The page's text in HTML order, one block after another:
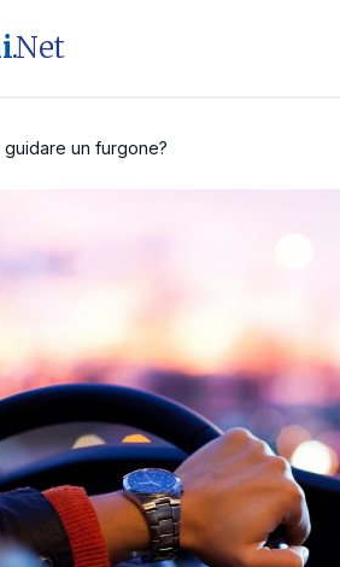
.Net
un furgone?